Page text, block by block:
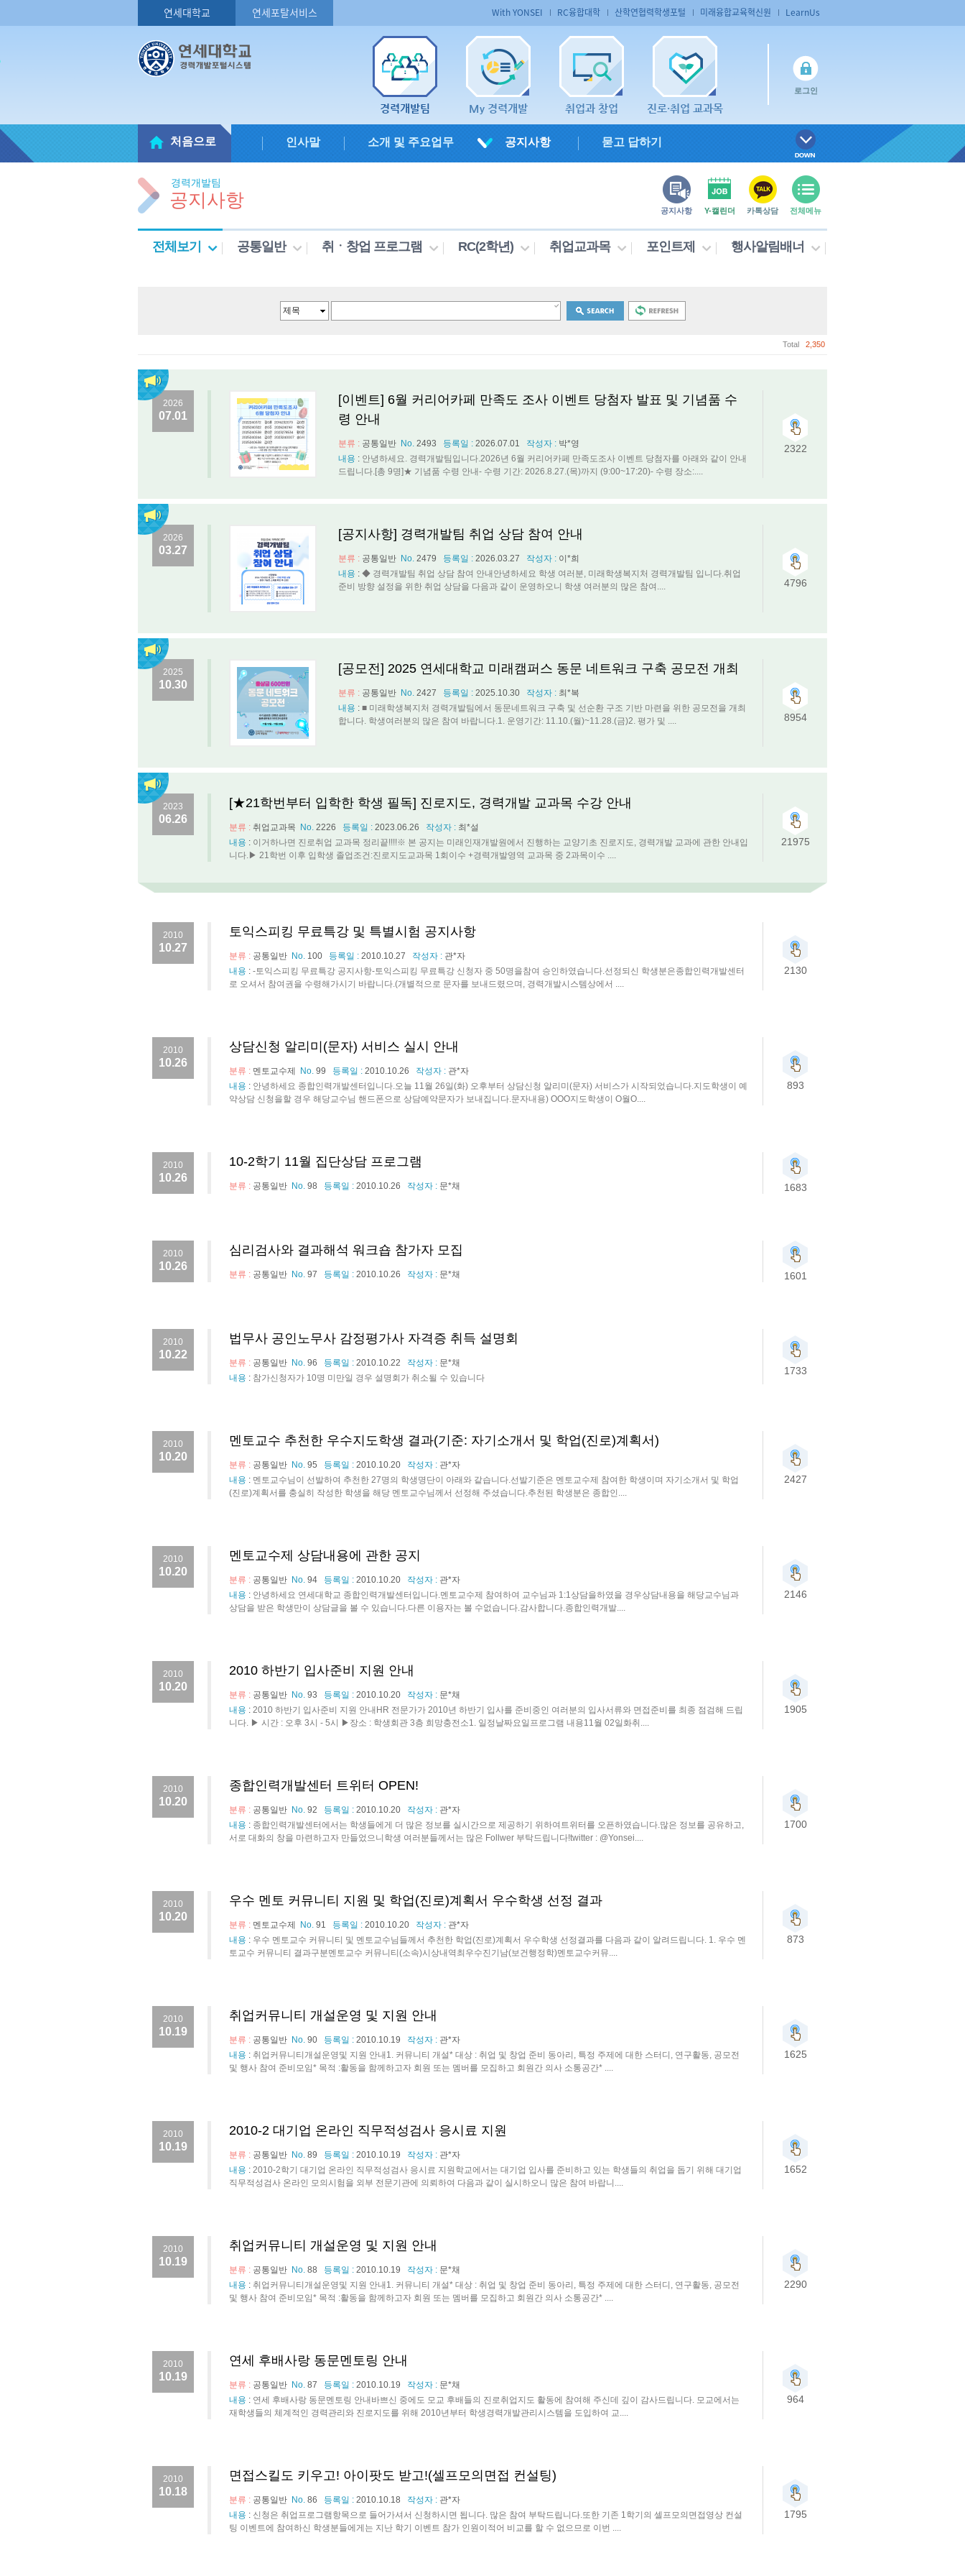
연세대학교 연세포탈서비스 LearnUs
미래융합교육혁신원
산학연협력학생포털
RC융합대학
With YONSEI
로그인
진로·취업 교과목
취업과 창업
My 경력개발
경력개발팀
처음으로 인사말 소개 및 주요업무 공지사항 묻고 답하기
경력개발팀
공지사항 전체메뉴
카톡상담
Y-캘린더
공지사항
전체보기 공통일반 취ㆍ창업 프로그램 RC(2학년) 취업교과목 포인트제 행사알림배너
Total 2,350
2026
07.01
[이벤트] 6월 커리어카페 만족도 조사 이벤트 당첨자 발표 및 기념품 수
령 안내
분류 : 공통일반 No. 2493 등록일 : 2026.07.01 작성자 : 박*영
내용 : 안녕하세요. 경력개발팀입니다.2026년 6월 커리어카페 만족도조사 이벤트 당첨자를 아래와 같이 안내
드립니다.[총 9명]★ 기념품 수령 안내- 수령 기간: 2026.8.27.(목)까지 (9:00~17:20)- 수령 장소:....
2322
2026
03.27
[공지사항] 경력개발팀 취업 상담 참여 안내
분류 : 공통일반 No. 2479 등록일 : 2026.03.27 작성자 : 이*희
내용 : ◆ 경력개발팀 취업 상담 참여 안내안녕하세요 학생 여러분, 미래학생복지처 경력개발팀 입니다.취업
준비 방향 설정을 위한 취업 상담을 다음과 같이 운영하오니 학생 여러분의 많은 참여....
4796
2025
10.30
[공모전] 2025 연세대학교 미래캠퍼스 동문 네트워크 구축 공모전 개최
분류 : 공통일반 No. 2427 등록일 : 2025.10.30 작성자 : 최*복
내용 : ■ 미래학생복지처 경력개발팀에서 동문네트워크 구축 및 선순환 구조 기반 마련을 위한 공모전을 개최
합니다. 학생여러분의 많은 참여 바랍니다.1. 운영기간: 11.10.(월)~11.28.(금)2. 평가 및 ....
8954
2023
06.26
[★21학번부터 입학한 학생 필독] 진로지도, 경력개발 교과목 수강 안내
분류 : 취업교과목 No. 2226 등록일 : 2023.06.26 작성자 : 최*설
내용 : 이거하나면 진로취업 교과목 정리끝!!!!※ 본 공지는 미래인재개발원에서 진행하는 교양기초 진로지도, 경력개발 교과에 관한 안내입
니다.▶ 21학번 이후 입학생 졸업조건:진로지도교과목 1회이수 +경력개발영역 교과목 중 2과목이수 ....
21975
2010
10.27
토익스피킹 무료특강 및 특별시험 공지사항
분류 : 공통일반 No. 100 등록일 : 2010.10.27 작성자 : 관*자
내용 : -토익스피킹 무료특강 공지사항-토익스피킹 무료특강 신청자 중 50명을참여 승인하였습니다.선정되신 학생분은종합인력개발센터
로 오셔서 참여권을 수령해가시기 바랍니다.(개별적으로 문자를 보내드렸으며, 경력개발시스템상에서 ....
2130
2010
10.26
상담신청 알리미(문자) 서비스 실시 안내
분류 : 멘토교수제 No. 99 등록일 : 2010.10.26 작성자 : 관*자
내용 : 안녕하세요 종합인력개발센터입니다.오늘 11월 26일(화) 오후부터 상담신청 알리미(문자) 서비스가 시작되었습니다.지도학생이 예
약상담 신청을할 경우 해당교수님 핸드폰으로 상담예약문자가 보내집니다.문자내용) OOO지도학생이 O월O....
893
2010
10.26
10-2학기 11월 집단상담 프로그램
분류 : 공통일반 No. 98 등록일 : 2010.10.26 작성자 : 문*채 1683
2010
10.26
심리검사와 결과해석 워크숍 참가자 모집
분류 : 공통일반 No. 97 등록일 : 2010.10.26 작성자 : 문*채 1601
2010
10.22
법무사 공인노무사 감정평가사 자격증 취득 설명회
분류 : 공통일반 No. 96 등록일 : 2010.10.22 작성자 : 문*채
내용 : 참가신청자가 10명 미만일 경우 설명회가 취소될 수 있습니다
1733
2010
10.20
멘토교수 추천한 우수지도학생 결과(기준: 자기소개서 및 학업(진로)계획서)
분류 : 공통일반 No. 95 등록일 : 2010.10.20 작성자 : 관*자
내용 : 멘토교수님이 선발하여 추천한 27명의 학생명단이 아래와 같습니다.선발기준은 멘토교수제 참여한 학생이며 자기소개서 및 학업
(진로)계획서를 충실히 작성한 학생을 해당 멘토교수님께서 선정해 주셨습니다.추천된 학생분은 종합인....
2427
2010
10.20
멘토교수제 상담내용에 관한 공지
분류 : 공통일반 No. 94 등록일 : 2010.10.20 작성자 : 관*자
내용 : 안녕하세요 연세대학교 종합인력개발센터입니다.멘토교수제 참여하여 교수님과 1:1상담을하였을 경우상담내용을 해당교수님과
상담을 받은 학생만이 상담글을 볼 수 있습니다.다른 이용자는 볼 수없습니다.감사합니다.종합인력개발....
2146
2010
10.20
2010 하반기 입사준비 지원 안내
분류 : 공통일반 No. 93 등록일 : 2010.10.20 작성자 : 문*채
내용 : 2010 하반기 입사준비 지원 안내HR 전문가가 2010년 하반기 입사를 준비중인 여러분의 입사서류와 면접준비를 최종 점검해 드립
니다. ▶ 시간 : 오후 3시 - 5시 ▶장소 : 학생회관 3층 희망충전소1. 일정날짜요일프로그램 내용11월 02일화취....
1905
2010
10.20
종합인력개발센터 트위터 OPEN!
분류 : 공통일반 No. 92 등록일 : 2010.10.20 작성자 : 관*자
내용 : 종합인력개발센터에서는 학생들에게 더 많은 정보를 실시간으로 제공하기 위하여트위터를 오픈하였습니다.많은 정보를 공유하고,
서로 대화의 창을 마련하고자 만들었으니학생 여러분들께서는 많은 Follwer 부탁드립니다!twitter : @Yonsei....
1700
2010
10.20
우수 멘토 커뮤니티 지원 및 학업(진로)계획서 우수학생 선정 결과
분류 : 멘토교수제 No. 91 등록일 : 2010.10.20 작성자 : 관*자
내용 : 우수 멘토교수 커뮤니티 및 멘토교수님들께서 추천한 학업(진로)계획서 우수학생 선정결과를 다음과 같이 알려드립니다. 1. 우수 멘
토교수 커뮤니티 결과구분멘토교수 커뮤니티(소속)시상내역최우수진기남(보건행정학)멘토교수커뮤....
873
2010
10.19
취업커뮤니티 개설운영 및 지원 안내
분류 : 공통일반 No. 90 등록일 : 2010.10.19 작성자 : 관*자
내용 : 취업커뮤니티개설운영및 지원 안내1. 커뮤니티 개설* 대상 : 취업 및 창업 준비 동아리, 특정 주제에 대한 스터디, 연구활동, 공모전
및 행사 참여 준비모임* 목적 :활동을 함께하고자 회원 또는 멤버를 모집하고 회원간 의사 소통공간* ....
1625
2010
10.19
2010-2 대기업 온라인 직무적성검사 응시료 지원
분류 : 공통일반 No. 89 등록일 : 2010.10.19 작성자 : 관*자
내용 : 2010-2학기 대기업 온라인 직무적성검사 응시료 지원학교에서는 대기업 입사를 준비하고 있는 학생들의 취업을 돕기 위해 대기업
직무적성검사 온라인 모의시험을 외부 전문기관에 의뢰하여 다음과 같이 실시하오니 많은 참여 바랍니....
1652
2010
10.19
취업커뮤니티 개설운영 및 지원 안내
분류 : 공통일반 No. 88 등록일 : 2010.10.19 작성자 : 문*채
내용 : 취업커뮤니티개설운영및 지원 안내1. 커뮤니티 개설* 대상 : 취업 및 창업 준비 동아리, 특정 주제에 대한 스터디, 연구활동, 공모전
및 행사 참여 준비모임* 목적 :활동을 함께하고자 회원 또는 멤버를 모집하고 회원간 의사 소통공간* ....
2290
2010
10.19
연세 후배사랑 동문멘토링 안내
분류 : 공통일반 No. 87 등록일 : 2010.10.19 작성자 : 문*채
내용 : 연세 후배사랑 동문멘토링 안내바쁘신 중에도 모교 후배들의 진로취업지도 활동에 참여해 주신데 깊이 감사드립니다. 모교에서는
재학생들의 체계적인 경력관리와 진로지도를 위해 2010년부터 학생경력개발관리시스템을 도입하여 교....
964
2010
10.18
면접스킬도 키우고! 아이팟도 받고!(셀프모의면접 컨설팅)
분류 : 공통일반 No. 86 등록일 : 2010.10.18 작성자 : 관*자
내용 : 신청은 취업프로그램항목으로 들어가셔서 신청하시면 됩니다. 많은 참여 부탁드립니다.또한 기존 1학기의 셀프모의면접영상 컨설
팅 이벤트에 참여하신 학생분들에게는 지난 학기 이벤트 참가 인원이적어 비교를 할 수 없으므로 이번 ....
1795